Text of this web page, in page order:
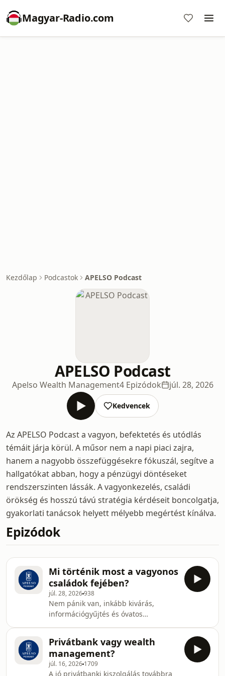
Magyar-Radio.com
Kezdőlap Podcastok APELSO Podcast
APELSO Podcast
Apelso Wealth Management4 Epizódok júl. 28, 2026
Kedvencek
Az APELSO Podcast a vagyon, befektetés és utódlás
témáit járja körül. A műsor nem a napi piaci zajra,
hanem a nagyobb összefüggésekre fókuszál, segítve a
hallgatókat abban, hogy a pénzügyi döntéseket
rendszerszinten lássák. A vagyonkezelés, családi
örökség és hosszú távú stratégia kérdéseit boncolgatja,
gyakorlati tanácsok helyett mélyebb megértést kínálva.
Epizódok
Mi történik most a vagyonos
családok fejében?
júl. 28, 2026938
Nem pánik van, inkább kivárás,
információgyűjtés és óvatos
hangulatát. Ebben a rövid részben
arról beszélgetünk, milyen
kérdésekkel érkeznek ma az ügyfelek,
Privátbank vagy wealth
management?
júl. 16, 2026 1709
A jó privátbanki kiszolgálás továbbra